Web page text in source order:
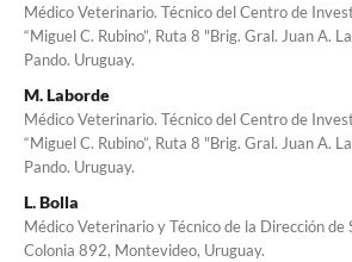
Médico Veterinario. Técnico del Centro de
“Miguel C. Rubino”, Ruta 8 "Brig. Gral. Juan A.
Pando. Uruguay.
M. Laborde
Médico Veterinario. Técnico del Centro de
“Miguel C. Rubino”, Ruta 8 "Brig. Gral. Juan A.
Pando. Uruguay.
L. Bolla
Médico Veterinario y Técnico de la Dirección de
Colonia 892, Montevideo, Uruguay.